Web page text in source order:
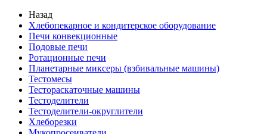
Назад
Хлебопекарное и кондитерское оборудование
Печи конвекционные
Подовые печи
Ротационные печи
Планетарные миксеры (взбивальные машины)
Тестомесы
Тестораскаточные машины
Тестоделители
Тестоделители-округлители
Хлеборезки